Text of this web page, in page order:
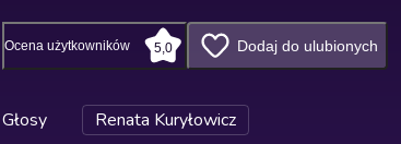
Ocena użytkowników 5,0 Dodaj do ulubionych
Głosy
Renata Kuryłowicz